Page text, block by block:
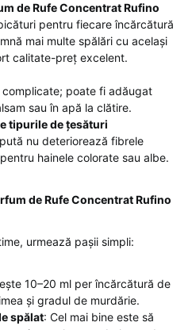
de Rufe Concentrat Rufino
pentru fiecare încărcătură
mai multe spălări cu același
calitate-preț excelent.
poate fi adăugat
sau în apă la clătire.
tipurile de țesături
nu deteriorează fibrele
hainele colorate sau albe.
de Rufe Concentrat Rufino
urmează pașii simpli:
10–20 ml per încărcătură de
și gradul de murdărie.
spălat: Cel mai bine este să